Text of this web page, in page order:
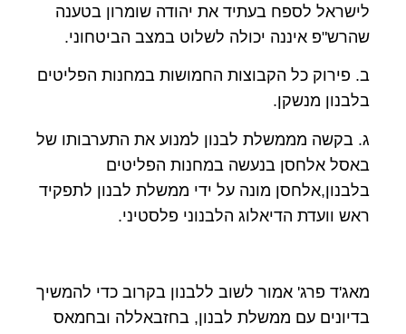
לישראל לספח בעתיד את יהודה שומרון בטענה
שהרש"פ איננה יכולה לשלוט במצב הביטחוני.
ב. פירוק כל הקבוצות החמושות במחנות הפליטים
בלבנון מנשקן.
ג. בקשה מממשלת לבנון למנוע את התערבותו של
באסל אלחסן בנעשה במחנות הפליטים
בלבנון,אלחסן מונה על ידי ממשלת לבנון לתפקיד
ראש וועדת הדיאלוג הלבנוני פלסטיני.
מאג'ד פרג' אמור לשוב ללבנון בקרוב כדי להמשיך
בדיונים עם ממשלת לבנון, בחזבאללה ובחמאס